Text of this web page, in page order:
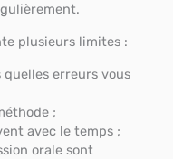
plusieurs limites :
quelles erreurs vous
;
avec le temps ;
orale sont